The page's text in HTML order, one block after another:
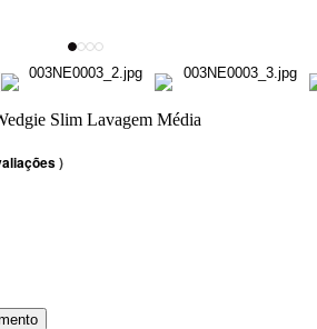
Slim Lavagem Média
)